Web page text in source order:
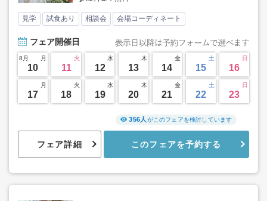
見学 試食あり 相談会 会場コーディネート
フェア開催日
8月 月
10
火
11
水
12
木
13
金
14
土
15
日
16
月
17
火
18
水
19
木
20
金
21
土
22
日
23
フェア詳細
356人 がこのフェアを検討しています
このフェアを予約する